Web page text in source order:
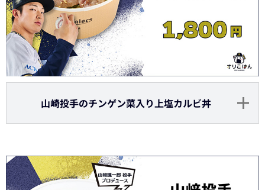
山崎投手のチンゲン菜入り上塩カルビ丼